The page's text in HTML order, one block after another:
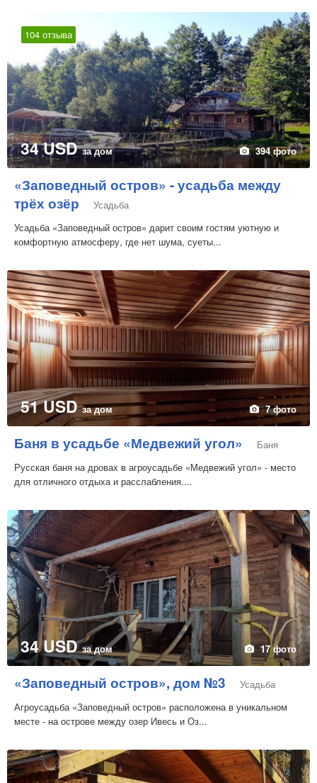
104 отзыва
34 USDза дом 394 фото
«Заповедный остров» - усадьба между
трёх озёр
Усадьба
Усадьба «Заповедный остров» дарит своим гостям уютную и
комфортную атмосферу, где нет шума, суеты...
51 USDза дом 7 фото
Баня в усадьбе «Медвежий угол»
Баня
Русская баня на дровах в агроусадьбе «Медвежий угол» - место
для отличного отдыха и расслабления....
34 USDза дом 17 фото
«Заповедный остров», дом №3
Усадьба
Агроусадьба «Заповедный остров» расположена в уникальном
месте - на острове между озер Ивесь и Оз...